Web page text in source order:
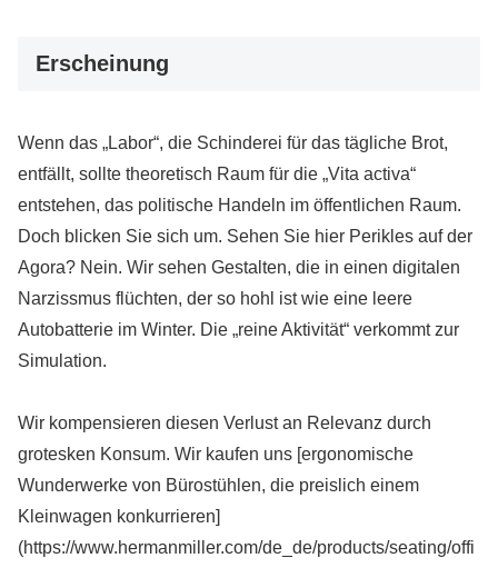
Erscheinung
Wenn das „Labor“, die Schinderei für das tägliche Brot,
entfällt, sollte theoretisch Raum für die „Vita activa“
entstehen, das politische Handeln im öffentlichen Raum.
Doch blicken Sie sich um. Sehen Sie hier Perikles auf der
Agora? Nein. Wir sehen Gestalten, die in einen digitalen
Narzissmus flüchten, der so hohl ist wie eine leere
Autobatterie im Winter. Die „reine Aktivität“ verkommt zur
Simulation.
Wir kompensieren diesen Verlust an Relevanz durch
grotesken Konsum. Wir kaufen uns [ergonomische
Wunderwerke von Bürostühlen, die preislich einem
Kleinwagen konkurrieren]
(https://www.hermanmiller.com/de_de/products/seating/offi